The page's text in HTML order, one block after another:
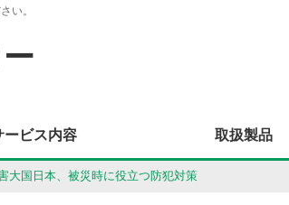
い。
ービス内容 取扱製品
大国日本、被災時に役立つ防犯対策